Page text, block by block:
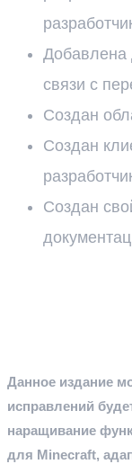
Добавлена
связи с
Создан
Создан
Создан
Данное издание
исправлений
наращивание
для Minecraft,